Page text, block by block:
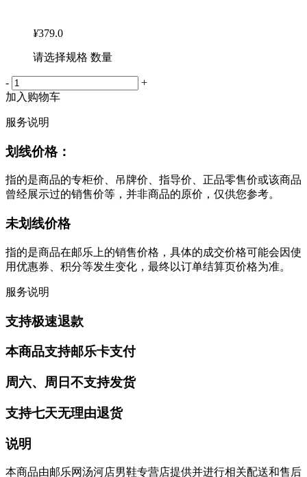
¥379.0
请选择规格 数量
-
+
加入购物车
服务说明
划线价格：
指的是商品的专柜价、吊牌价、指导价、正品零售价或该商品
曾经展示过的销售价等，并非商品的原价，仅供您参考。
未划线价格
指的是商品在邮乐上的销售价格，具体的成交价格可能会因使
用优惠券、积分等发生变化，最终以订单结算页价格为准。
服务说明
支持极速退款
本商品支持邮乐卡支付
周六、周日不支持发货
支持七天无理由退货
说明
本商品由邮乐网汤河店男鞋专营店提供并进行相关配送和售后